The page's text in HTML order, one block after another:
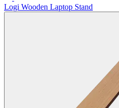
Logi Wooden Laptop Stand